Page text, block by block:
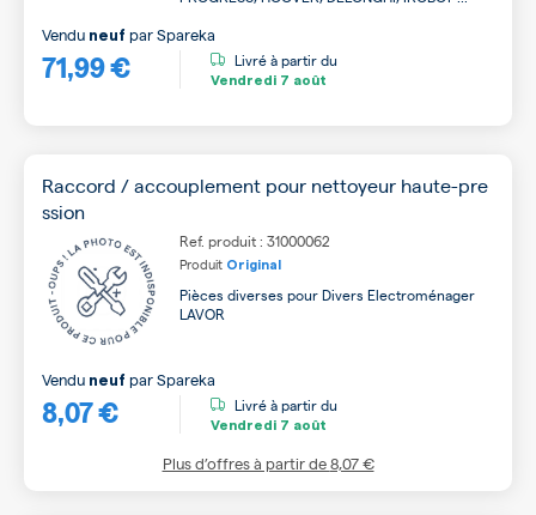
71,99 €
Vendu neuf parSpareka
Livré à partir du
Vendredi 7 août
Raccord / accouplement pour nettoyeur haute-pre
ssion
Ref. produit : 31000062
Produit Original
Pièces diverses pour Divers Electroménager
LAVOR
8,07 €
Vendu neuf parSpareka
Livré à partir du
Vendredi 7 août
Plus d’offres à partir de8,07 €